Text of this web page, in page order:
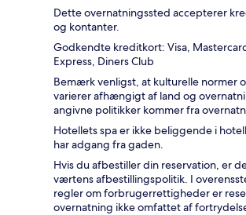
Dette overnatningssted accepterer
og kontanter.
Godkendte kreditkort: Visa,
Express, Diners Club
Bemærk venligst, at kulturelle normer
varierer afhængigt af land og
angivne politikker kommer fra
Hotellets spa er ikke beliggende i
har adgang fra gaden.
Hvis du afbestiller din reservation, er
værtens afbestillingspolitik. I
regler om forbrugerrettigheder er
overnatning ikke omfattet af